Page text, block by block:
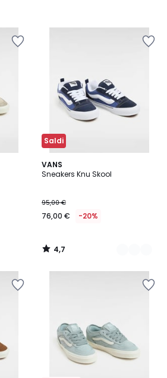
Saldi
VANS
Sneakers Knu Skool
95,00 €
76,00 € -20%
4,7
/ 5
2
Colori
4,7
/